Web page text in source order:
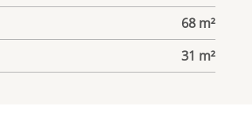
68 m²
31 m²